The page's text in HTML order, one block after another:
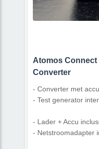
Atomos Connect
Converter
- Converter met
- Test generator
- Lader + Accu
- Netstroomadapter